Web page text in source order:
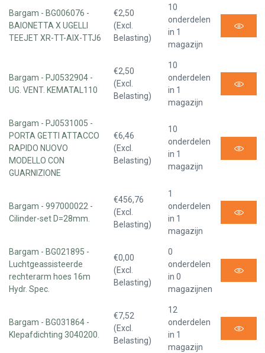
Bargam - BG006076 -
BAIONETTA X UGELLI
TEEJET XR-TT-AIX-TTJ6
€2,50
(Excl.
Belasting)
10
onderdelen
in 1
magazijn
Bargam - PJ0532904 -
UG. VENT. KEMATAL110
€2,50
(Excl.
Belasting)
10
onderdelen
in 1
magazijn
Bargam - PJ0531005 -
PORTA GETTI ATTACCO
RAPIDO NUOVO
MODELLO CON
GUARNIZIONE
€6,46
(Excl.
Belasting)
10
onderdelen
in 1
magazijn
Bargam - 997000022 -
Cilinder-set D=28mm.
€456,76
(Excl.
Belasting)
1
onderdelen
in 1
magazijn
Bargam - BG021895 -
Luchtgeassisteerde
rechterarm hoes 16m
Hydr. Spec.
€0,00
(Excl.
Belasting)
0
onderdelen
in 0
magazijnen
Bargam - BG031864 -
Klepafdichting 3040200.
€7,52
(Excl.
Belasting)
12
onderdelen
in 1
magazijn